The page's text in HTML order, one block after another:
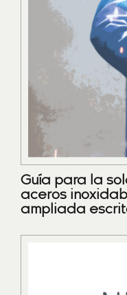
Guía para la
aceros
ampliada